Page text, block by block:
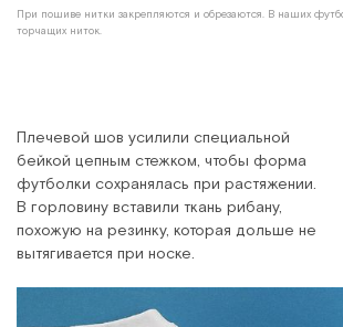
При пошиве нитки закрепляются и обрезаются. В наших
торчащих ниток.
Плечевой шов усилили специальной
бейкой цепным стежком, чтобы форма
футболки сохранялась при растяжении.
В горловину вставили ткань рибану,
похожую на резинку, которая дольше не
вытягивается при носке.